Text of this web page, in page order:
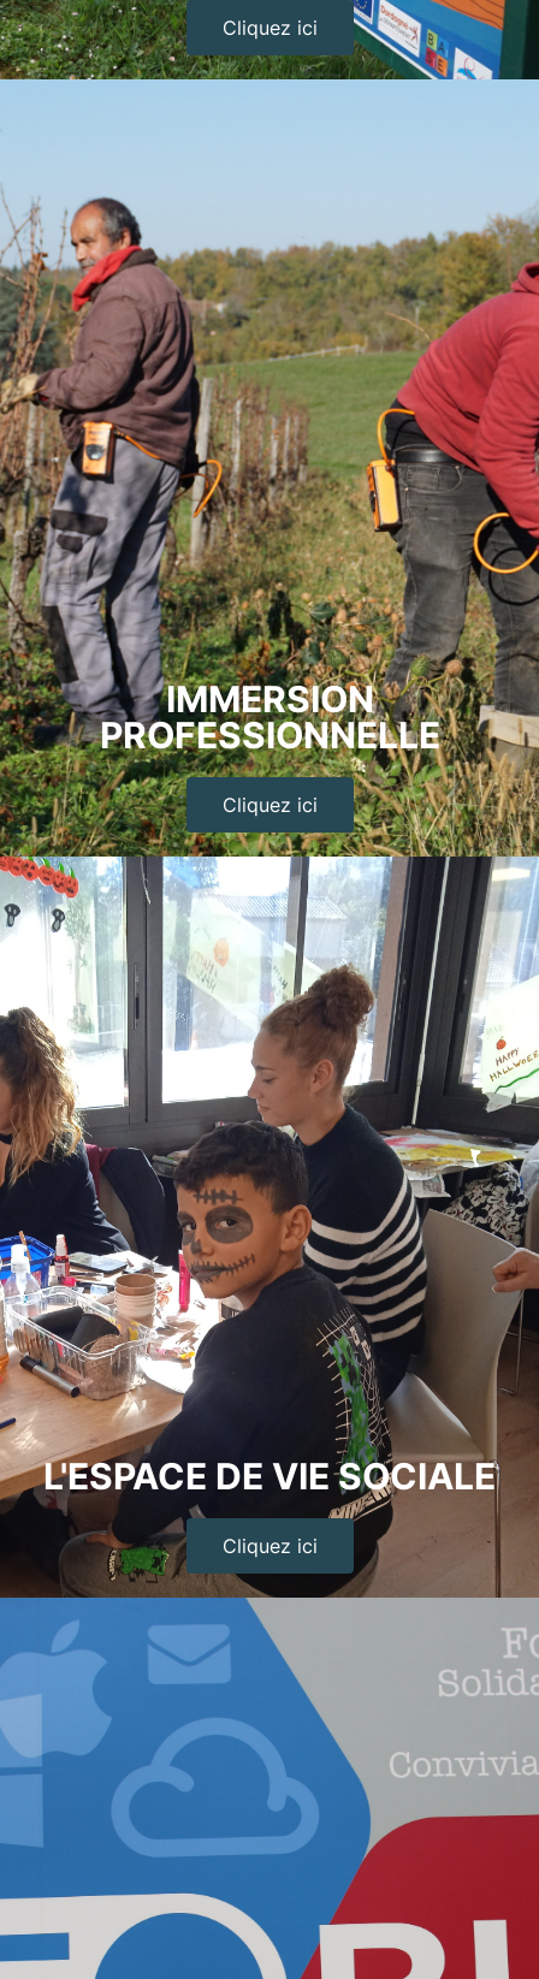
Cliquez ici
IMMERSION
PROFESSIONNELLE
Cliquez ici
L'ESPACE DE VIE SOCIALE
Cliquez ici